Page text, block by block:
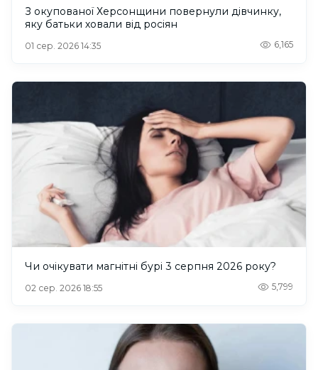
З окупованої Херсонщини повернули дівчинку,
яку батьки ховали від росіян
01 сер. 2026 14:35 6,165
Чи очікувати магнітні бурі 3 серпня 2026 року?
02 сер. 2026 18:55 5,799